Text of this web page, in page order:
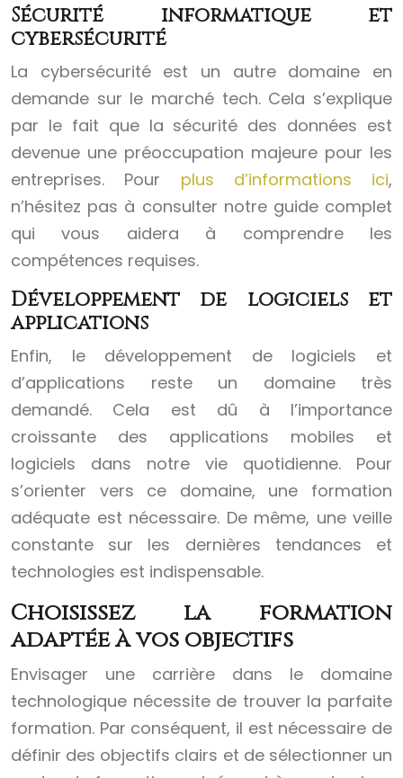
Sécurité informatique et
cybersécurité
La cybersécurité est un autre domaine en
demande sur le marché tech. Cela s’explique
par le fait que la sécurité des données est
devenue une préoccupation majeure pour les
entreprises. Pour plus d’informations ici,
n’hésitez pas à consulter notre guide complet
qui vous aidera à comprendre les
compétences requises.
Développement de logiciels et
applications
Enfin, le développement de logiciels et
d’applications reste un domaine très
demandé. Cela est dû à l’importance
croissante des applications mobiles et
logiciels dans notre vie quotidienne. Pour
s’orienter vers ce domaine, une formation
adéquate est nécessaire. De même, une veille
constante sur les dernières tendances et
technologies est indispensable.
Choisissez la formation
adaptée à vos objectifs
Envisager une carrière dans le domaine
technologique nécessite de trouver la parfaite
formation. Par conséquent, il est nécessaire de
définir des objectifs clairs et de sélectionner un